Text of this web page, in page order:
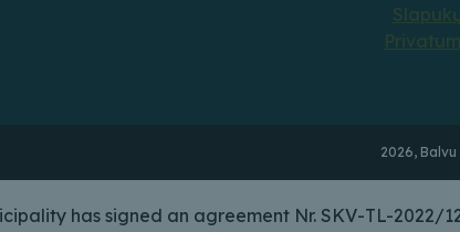
2026,
has signed an agreement Nr. SKV-TL-